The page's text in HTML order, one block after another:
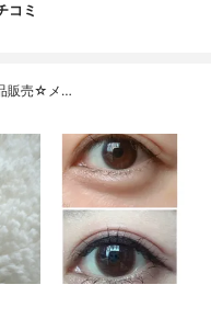
コミ
販売☆メ…